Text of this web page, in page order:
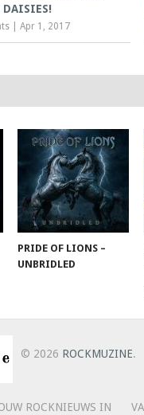
DAISIES!
Apr 1, 2017
PRIDE OF LIONS –
UNBRIDLED
© 2026 ROCKMUZINE.
ROCKNIEUWS IN